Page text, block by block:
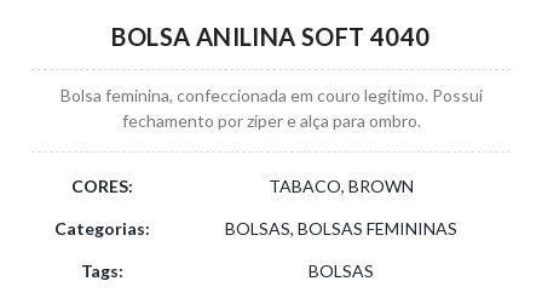
BOLSA ANILINA SOFT 4040
Bolsa feminina, confeccionada em couro legítimo. Possui
fechamento por zíper e alça para ombro.
CORES: TABACO, BROWN
Categorias: BOLSAS, BOLSAS FEMININAS
Tags: BOLSAS